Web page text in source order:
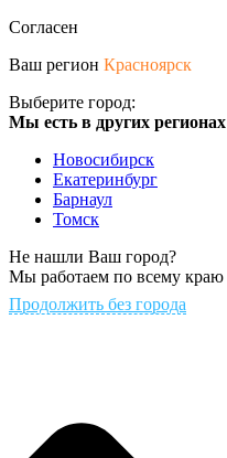
Согласен
Ваш регион Красноярск
Выберите город:
Мы есть в других регионах
Новосибирск
Екатеринбург
Барнаул
Томск
Не нашли Ваш город?
Мы работаем по всему краю
Продолжить без города